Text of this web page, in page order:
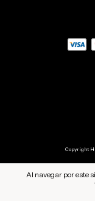
Al navegar por este
Copyright